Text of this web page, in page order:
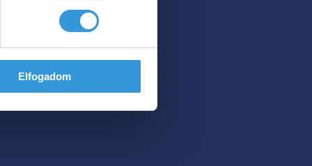
Elfogadom